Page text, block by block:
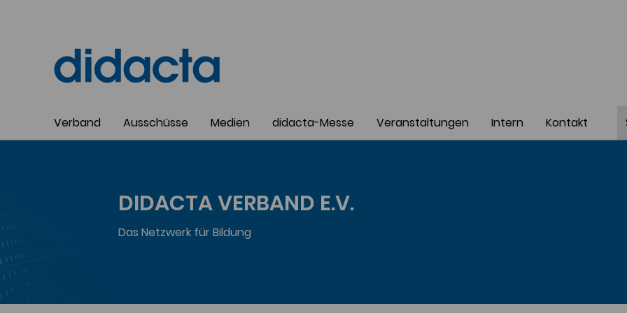
Verband
Ausschüsse Medien didacta-Messe Veranstaltungen Intern Kontakt
DIDACTA VERBAND E.V.
Das Netzwerk für Bildung